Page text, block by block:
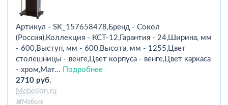
Артикул - SK_157658478,Бренд - Сокол
(Россия),Коллекция - КСТ-12,Гарантия - 24,Ширина, мм
- 600,Выступ, мм - 600,Высота, мм - 1255,Цвет
столешницы - венге,Цвет корпуса - венге,Цвет каркаса
- хром,Мат...
Подробнее
2710 руб.
Mebelion.ru
Мебель